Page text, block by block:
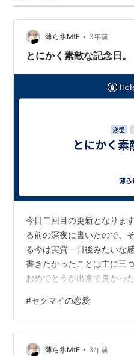
薄ら氷MtF • 3年前
とにかく素敵な記念日。
今日二回目の更新となりま
る前の深夜に書いたので、
る今は実質一日後みたいな
書きたかったことは主に三
おめでとうが出来て良かっ
が、これからもよろしくね
たスピーカーのユニットが
ないものなので、そう言う
とだけ覚え書きしておきま
#セクマイの恋愛
薄ら氷MtF • 3年前